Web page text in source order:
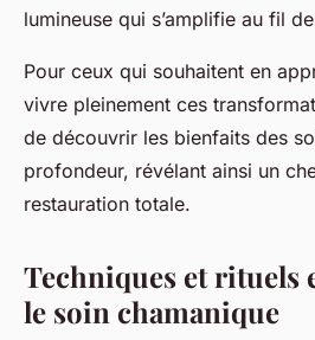
lumineuse qui s’amplifie au fil
Pour ceux qui souhaitent en
vivre pleinement ces
de découvrir les bienfaits des
profondeur, révélant ainsi un
restauration totale.
Techniques et rituels
le soin chamanique